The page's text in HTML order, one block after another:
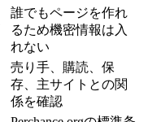
誰でもページを作れ
るため機密情報は入
れない
売り手、購読、保
存、主サイトとの関
係を確認